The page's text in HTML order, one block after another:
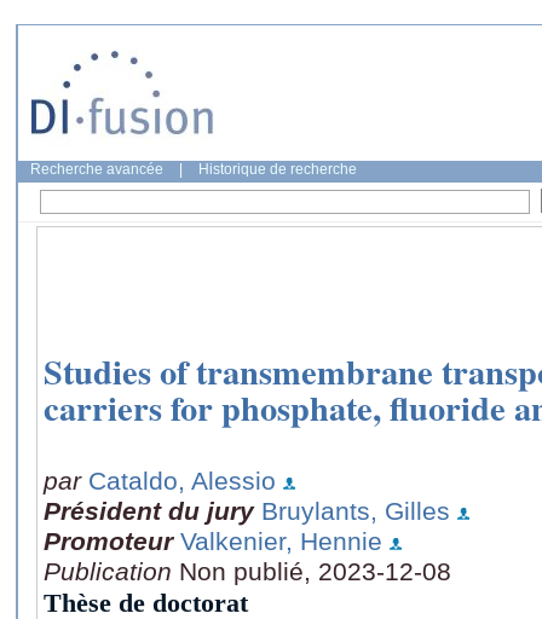
Recherche avancée Historique de recherche
Studies of transmembrane
carriers for phosphate, fluoride
par Cataldo, Alessio
Président du jury Bruylants, Gilles
Promoteur Valkenier, Hennie
Publication Non publié, 2023-12-08
Thèse de doctorat